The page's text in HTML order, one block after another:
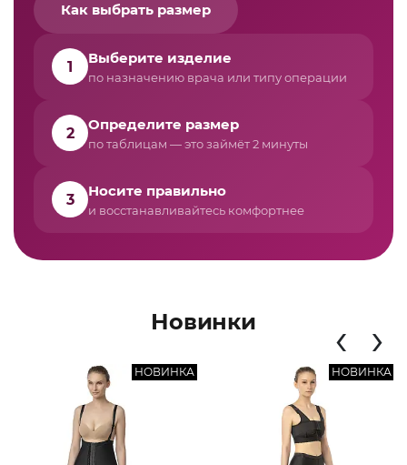
Как выбрать размер
1
Выберите изделие
по назначению врача или типу операции
2
Определите размер
по таблицам — это займёт 2 минуты
3
Носите правильно
и восстанавливайтесь комфортнее
Новинки
НОВИНКА НОВИНКА
‹ ›